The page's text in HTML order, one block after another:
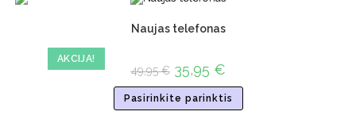
AKCIJA!
Naujas telefonas
49,95€ 35,95 €
Pasirinkite parinktis